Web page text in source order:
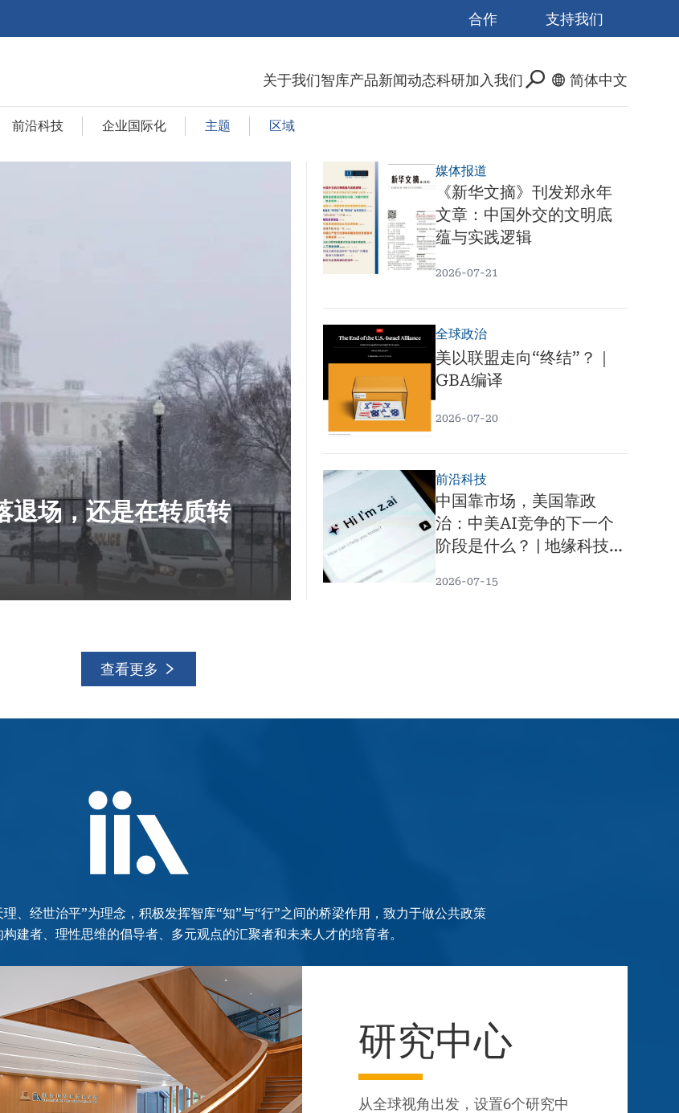
合作 支持我们
关于我们智库产品新闻动态科研加入我们 简体中文
前沿科技 企业国际化 主题 区域
退场，还是在转质转
媒体报道
《新华文摘》刊发郑永年
文章：中国外交的文明底
蕴与实践逻辑
2026-07-21
全球政治
美以联盟走向“终结”？｜
GBA编译
2026-07-20
前沿科技
中国靠市场，美国靠政
治：中美AI竞争的下一个
阶段是什么？ | 地缘科技
2026-07-15
查看更多
、经世治平”为理念，积极发挥智库“知”与“行”之间的桥梁作用，致力于做公共政策
建者、理性思维的倡导者、多元观点的汇聚者和未来人才的培育者。
研究中心
从全球视角出发，设置6个研究中